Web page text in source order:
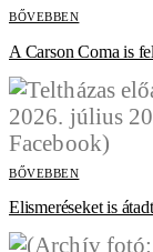
BŐVEBBEN
A Carson Coma is
BŐVEBBEN
Elismeréseket is